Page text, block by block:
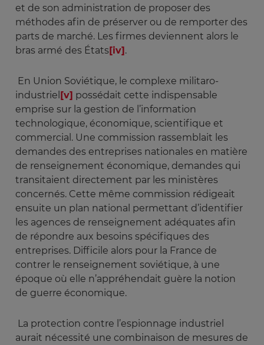
et de son administration de proposer des
méthodes afin de préserver ou de remporter des
parts de marché. Les firmes deviennent alors le
bras armé des États[iv].
En Union Soviétique, le complexe militaro-
industriel [v] possédait cette indispensable
emprise sur la gestion de l’information
technologique, économique, scientifique et
commercial. Une commission rassemblait les
demandes des entreprises nationales en matière
de renseignement économique, demandes qui
transitaient directement par les ministères
concernés. Cette même commission rédigeait
ensuite un plan national permettant d’identifier
les agences de renseignement adéquates afin
de répondre aux besoins spécifiques des
entreprises. Difficile alors pour la France de
contrer le renseignement soviétique, à une
époque où elle n’appréhendait guère la notion
de guerre économique.
La protection contre l’espionnage industriel
aurait nécessité une combinaison de mesures de